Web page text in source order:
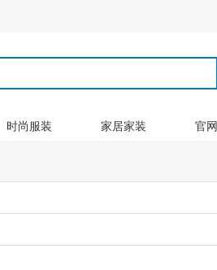
时尚服装 家居家装 官网